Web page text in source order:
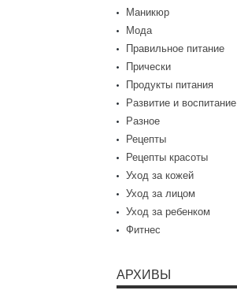
Маникюр
Мода
Правильное питание
Прически
Продукты питания
Развитие и воспитание
Разное
Рецепты
Рецепты красоты
Уход за кожей
Уход за лицом
Уход за ребенком
Фитнес
АРХИВЫ